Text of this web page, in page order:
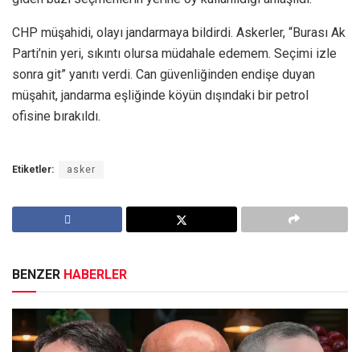
CHP müşahidi, olayı jandarmaya bildirdi. Askerler, “Burası Ak
Parti’nin yeri, sıkıntı olursa müdahale edemem. Seçimi izle
sonra git” yanıtı verdi. Can güvenliğinden endişe duyan
müşahit, jandarma eşliğinde köyün dışındaki bir petrol
ofisine bırakıldı.
Etiketler: asker
BENZER HABERLER